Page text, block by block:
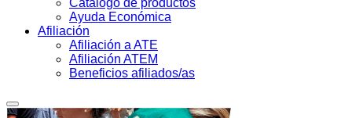
Ayuda Económica
Afiliación
Afiliación a ATE
Afiliación ATEM
Beneficios afiliados/as